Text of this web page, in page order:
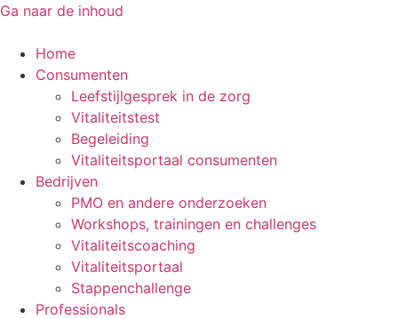
Ga naar de inhoud
Home
Consumenten
Leefstijlgesprek in de zorg
Vitaliteitstest
Begeleiding
Vitaliteitsportaal consumenten
Bedrijven
PMO en andere onderzoeken
Workshops, trainingen en challenges
Vitaliteitscoaching
Vitaliteitsportaal
Stappenchallenge
Professionals